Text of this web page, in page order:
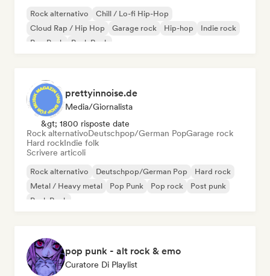
Rock alternativo
Chill / Lo-fi Hip-Hop
Cloud Rap / Hip Hop
Garage rock Hip-hop
Indie rock
Pop Punk
Punk Rock
prettyinnoise.de
Media/Giornalista
&gt; 1800 risposte date
Rock alternativoDeutschpop/German PopGarage rock
Hard rockIndie folk
Scrivere articoli
Rock alternativo Deutschpop/German Pop
Hard rock
Metal / Heavy metal
Pop Punk Pop rock
Post punk
Punk Rock
pop punk - alt rock & emo
Curatore Di Playlist